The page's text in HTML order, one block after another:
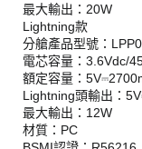
最大輸出：20W
Lightning款
分艙產品型號：
電芯容量：3.6Vdc/
額定容量：
Lightning頭輸出：
最大輸出：12W
材質：PC